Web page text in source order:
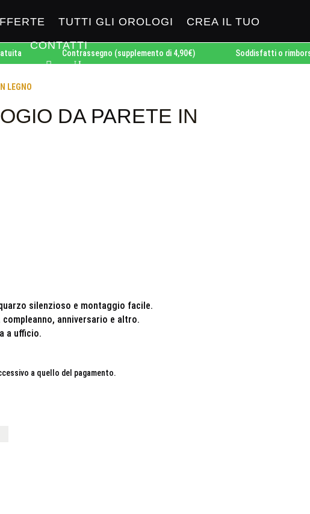
TUTTI GLI OROLOGI
CREA IL TUO
CONTATTI
Contrassegno (supplemento di 4,90€) Soddisfatti o rimborsati
LEGNO
DA PARETE IN
silenzioso e montaggio facile.
anniversario e altro.
a ufficio.
a quello del pagamento.